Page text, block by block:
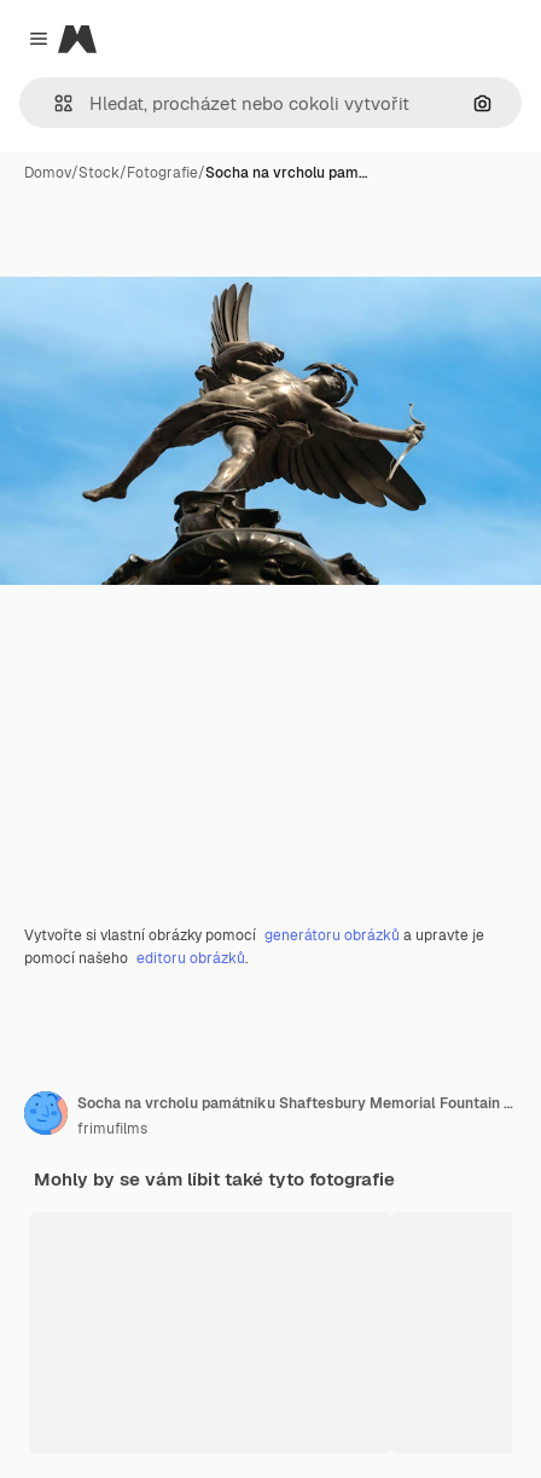
Close menu
Magnific
Hledat
Domov/Stock/Fotografie/Socha na vrcholu pam…
Vytvořte si vlastní obrázky pomocí generátoru obrázků a upravte je
pomocí našeho editoru obrázků.
Socha na vrcholu památníku Shaftesbury Memorial Fountain na Piccadilly Circus v centru Londýna
frimufilms
Mohly by se vám líbit také tyto fotografie